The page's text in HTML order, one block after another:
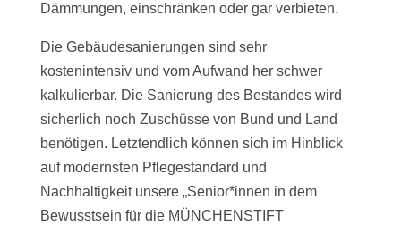
Dämmungen, einschränken oder gar verbieten.
Die Gebäudesanierungen sind sehr
kostenintensiv und vom Aufwand her schwer
kalkulierbar. Die Sanierung des Bestandes wird
sicherlich noch Zuschüsse von Bund und Land
benötigen. Letztendlich können sich im Hinblick
auf modernsten Pflegestandard und
Nachhaltigkeit unsere „Senior*innen in dem
Bewusstsein für die MÜNCHENSTIFT